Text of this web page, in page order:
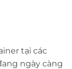
tại các
ngày càng